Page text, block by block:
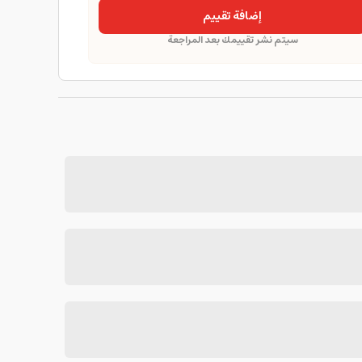
إضافة تقييم
سيتم نشر تقييمك بعد المراجعة